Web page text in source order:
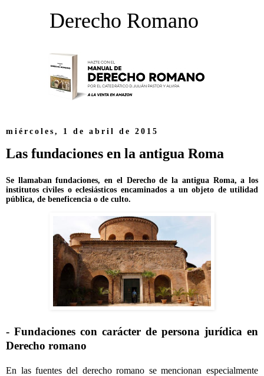
Derecho Romano
miércoles, 1 de abril de 2015
Las fundaciones en la antigua Roma
Se llamaban fundaciones, en el Derecho de la antigua Roma, a los
institutos civiles o eclesiásticos encaminados a un objeto de utilidad
pública, de beneficencia o de culto.
- Fundaciones con carácter de persona jurídica en
Derecho romano
En las fuentes del derecho romano se mencionan especialmente